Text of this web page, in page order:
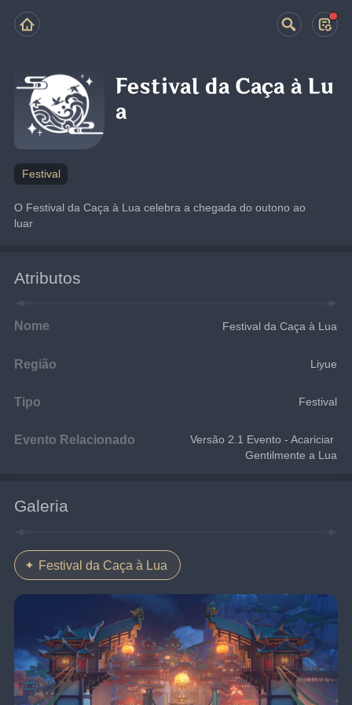
Festival da Caça à Lu
a
Festival
O Festival da Caça à Lua celebra a chegada do outono ao
luar
Atributos
Nome Festival da Caça à Lua
Região Liyue
Tipo Festival
Evento Relacionado
Versão 2.1 Evento - Acariciar
Gentilmente a Lua
Galeria
Festival da Caça à Lua